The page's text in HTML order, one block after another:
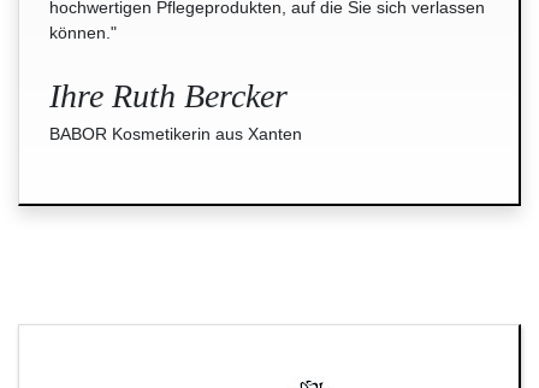
hochwertigen Pflegeprodukten, auf die Sie sich verlassen
können."
Ihre Ruth Bercker
BABOR Kosmetikerin aus Xanten